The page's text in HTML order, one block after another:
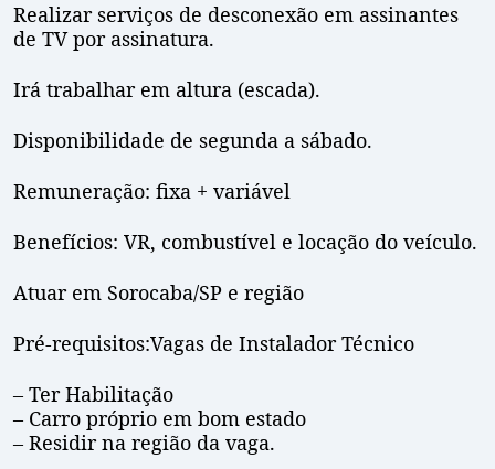
Realizar serviços de desconexão em assinantes
de TV por assinatura.
Irá trabalhar em altura (escada).
Disponibilidade de segunda a sábado.
Remuneração: fixa + variável
Benefícios: VR, combustível e locação do veículo.
Atuar em Sorocaba/SP e região
Pré-requisitos:Vagas de Instalador Técnico
– Ter Habilitação
– Carro próprio em bom estado
– Residir na região da vaga.